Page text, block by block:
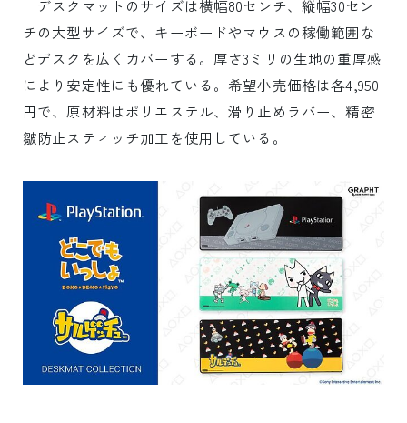
デスクマットのサイズは横幅80センチ、縦幅30セン
チの大型サイズで、キーボードやマウスの稼働範囲な
どデスクを広くカバーする。厚さ3ミリの生地の重厚感
により安定性にも優れている。希望小売価格は各4,950
円で、原材料はポリエステル、滑り止めラバー、精密
皺防止スティッチ加工を使用している。